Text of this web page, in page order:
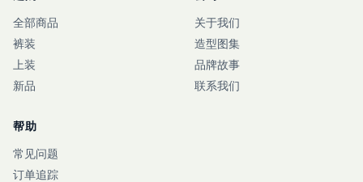
全部商品
裤装
上装
新品
关于我们
造型图集
品牌故事
联系我们
帮助
常见问题
订单追踪